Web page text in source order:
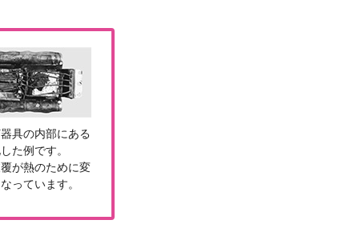
具の内部にある
た例です。
が熱のために変
っています。